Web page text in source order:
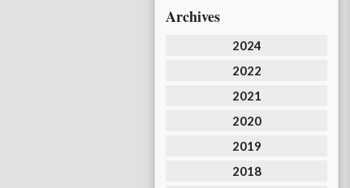
Archives
2024
2022
2021
2020
2019
2018